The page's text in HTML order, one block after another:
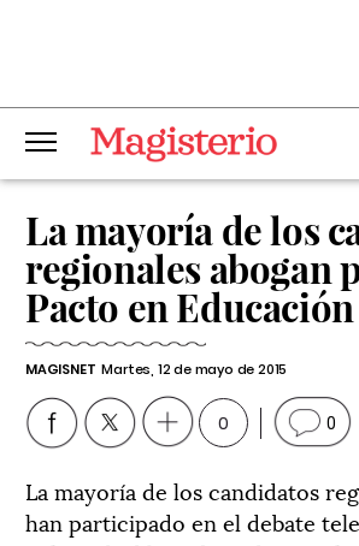
La mayoría de los
regionales abogan
Pacto en Educación
MAGISNET Martes, 12 de mayo de 2015
0 0
La mayoría de los candidatos
han participado en el debate